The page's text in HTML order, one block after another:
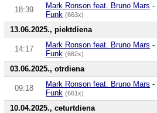
18:39 Mark Ronson feat. Bruno Mars -
Funk (663x)
13.06.2025., piektdiena
14:17 Mark Ronson feat. Bruno Mars -
Funk (662x)
03.06.2025., otrdiena
09:18 Mark Ronson feat. Bruno Mars -
Funk (661x)
10.04.2025., ceturtdiena